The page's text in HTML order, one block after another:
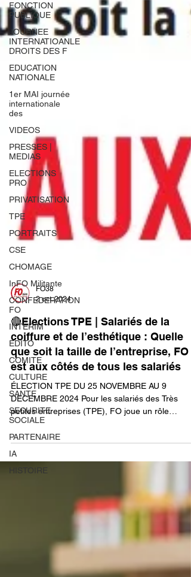
FONCTION
PUBLIQUE
JOURNEE
INTERNATIOANLE
DROITS DES F
EDUCATION
NATIONALE
1er MAI journée
internationale
des
VIDEOS
PRESSES |
MEDIAS
ELECTIONS
PRO
PRIVATISATION
TPE
PORTRAITS
CSE
CHOMAGE
InFO Militante
CONFEDERATION
FO
INTERIM
EDITO
COMITE
CULTURE
SANTE
SECURITE
SOCIALE
PARTENAIRE
IA
HISTOIRE
2 oct. 2024
🔴Elections TPE | Salariés de la
coiffure et de l’esthétique : Quelle
que soit la taille de l’entreprise, FO
est aux côtés de tous les salariés
ÉLECTION TPE DU 25 NOVEMBRE AU 9
DECEMBRE 2024 Pour les salariés des Très
petites entreprises (TPE), FO joue un rôle
essentiel au niveau...